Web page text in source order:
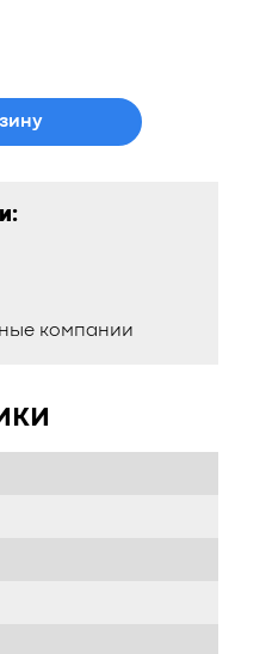
компании